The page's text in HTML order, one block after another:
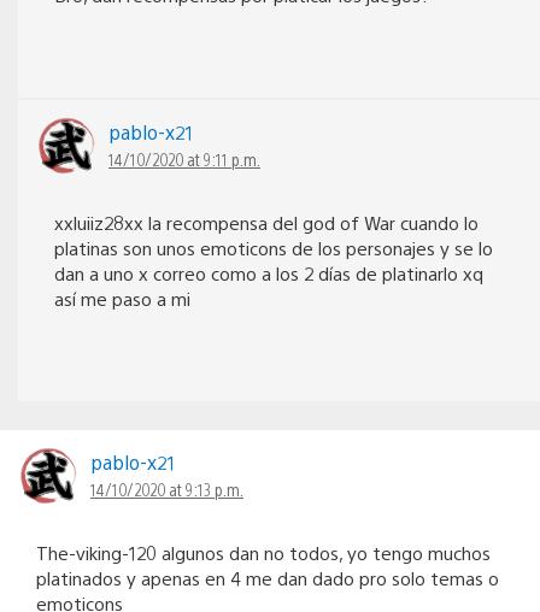
pablo-x21
14/10/2020 at 9:11 p.m.
xxluiiz28xx la recompensa del god of War cuando lo
platinas son unos emoticons de los personajes y se lo
dan a uno x correo como a los 2 días de platinarlo xq
así me paso a mi
pablo-x21
14/10/2020 at 9:13 p.m.
The-viking-120 algunos dan no todos, yo tengo muchos
platinados y apenas en 4 me dan dado pro solo temas o
emoticons